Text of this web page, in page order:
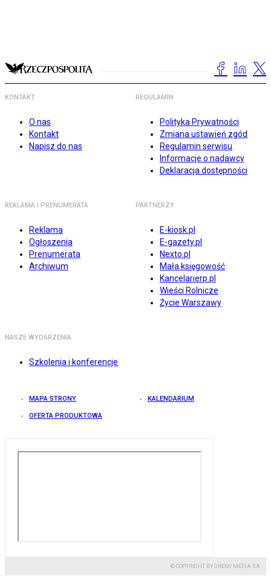
KONTAKT
O nas
Kontakt
Napisz do nas
REGULAMIN
Polityka Prywatności
Zmiana ustawień zgód
Regulamin serwisu
Informacje o nadawcy
Deklaracja dostępności
REKLAMA I PRENUMERATA
Reklama
Ogłoszenia
Prenumerata
Archiwum
PARTNERZY
E-kiosk.pl
E-gazety.pl
Nexto.pl
Mała księgowość
Kancelarierp.pl
Wieści Rolnicze
Życie Warszawy
NASZE WYDARZENIA
Szkolenia i konferencje
MAPA STRONY KALENDARIUM
OFERTA PRODUKTOWA
© COPYRIGHT BY GREMI MEDIA SA